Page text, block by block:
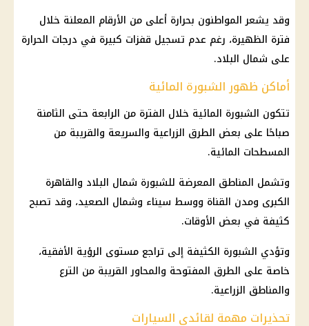
وقد يشعر المواطنون بحرارة أعلى من الأرقام المعلنة خلال
فترة الظهيرة، رغم عدم تسجيل قفزات كبيرة في درجات الحرارة
على شمال البلاد.
أماكن ظهور الشبورة المائية
تتكون الشبورة المائية خلال الفترة من الرابعة حتى الثامنة
صباحًا على بعض الطرق الزراعية والسريعة والقريبة من
المسطحات المائية.
وتشمل المناطق المعرضة للشبورة شمال البلاد والقاهرة
الكبرى ومدن القناة ووسط سيناء وشمال الصعيد، وقد تصبح
كثيفة في بعض الأوقات.
وتؤدي الشبورة الكثيفة إلى تراجع مستوى الرؤية الأفقية،
خاصة على الطرق المفتوحة والمحاور القريبة من الترع
والمناطق الزراعية.
تحذيرات مهمة لقائدي السيارات